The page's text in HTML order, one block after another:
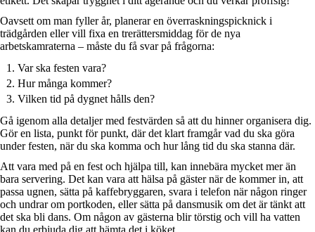
Oavsett om man fyller år, planerar en överraskningspicknick i
trädgården eller vill fixa en trerättersmiddag för de nya
arbetskamraterna – måste du få svar på frågorna:
Var ska festen vara?
Hur många kommer?
Vilken tid på dygnet hålls den?
Gå igenom alla detaljer med festvärden så att du hinner organisera dig.
Gör en lista, punkt för punkt, där det klart framgår vad du ska göra
under festen, när du ska komma och hur lång tid du ska stanna där.
Att vara med på en fest och hjälpa till, kan innebära mycket mer än
bara servering. Det kan vara att hälsa på gäster när de kommer in, att
passa ugnen, sätta på kaffebryggaren, svara i telefon när någon ringer
och undrar om portkoden, eller sätta på dansmusik om det är tänkt att
det ska bli dans. Om någon av gästerna blir törstig och vill ha vatten